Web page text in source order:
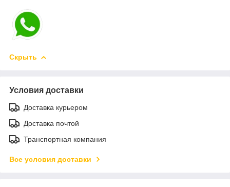
Скрыть
Условия доставки
Доставка курьером
Доставка почтой
Транспортная компания
Все условия доставки